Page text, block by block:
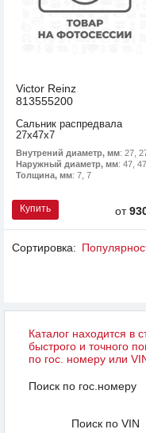
Victor Reinz
813555200
Сальник распредвала
27x47x7
Внутрений диаметр, мм: 27,
Наружный диаметр, мм: 47, 47
Толщина, мм: 7, 7
Купить от
Сортировка:
Каталог находится в
быстрого и точного
по гос. номеру или
Поиск по гос.номеру
Поиск по VIN